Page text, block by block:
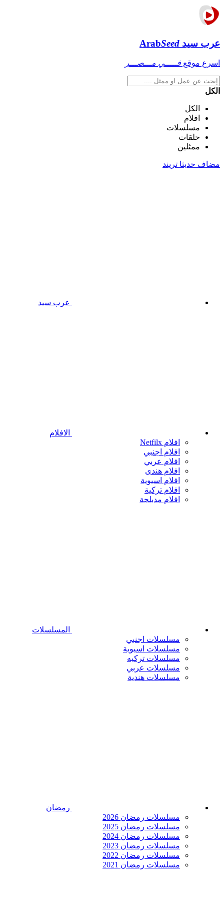
عرب سيد ArabSeed
اسرع موقع فـــــي مـــصـــر
الكل
الكل
افلام
مسلسلات
حلقات
ممثلين
مضاف حديثا تريند
عرب سيد
الافلام
افلام Netfilx
افلام اجنبي
افلام عربي
افلام هندى
افلام اسيوية
افلام تركية
افلام مدبلجة
المسلسلات
مسلسلات اجنبي
مسلسلات اسيوية
مسلسلات تركيه
مسلسلات عربي
مسلسلات هندية
رمضان
مسلسلات رمضان 2026
مسلسلات رمضان 2025
مسلسلات رمضان 2024
مسلسلات رمضان 2023
مسلسلات رمضان 2022
مسلسلات رمضان 2021